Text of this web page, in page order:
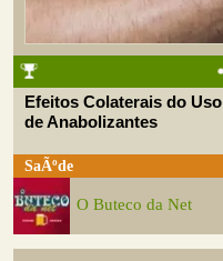
Efeitos Colaterais do Uso
de Anabolizantes
SaÃºde
O Buteco da Net